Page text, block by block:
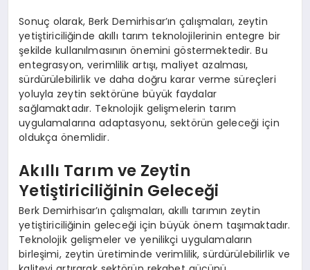
Sonuç olarak, Berk Demirhisar’ın çalışmaları, zeytin
yetiştiriciliğinde akıllı tarım teknolojilerinin entegre bir
şekilde kullanılmasının önemini göstermektedir. Bu
entegrasyon, verimlilik artışı, maliyet azalması,
sürdürülebilirlik ve daha doğru karar verme süreçleri
yoluyla zeytin sektörüne büyük faydalar
sağlamaktadır. Teknolojik gelişmelerin tarım
uygulamalarına adaptasyonu, sektörün geleceği için
oldukça önemlidir.
Akıllı Tarım ve Zeytin
Yetiştiriciliğinin Geleceği
Berk Demirhisar’ın çalışmaları, akıllı tarımın zeytin
yetiştiriciliğinin geleceği için büyük önem taşımaktadır.
Teknolojik gelişmeler ve yenilikçi uygulamaların
birleşimi, zeytin üretiminde verimlilik, sürdürülebilirlik ve